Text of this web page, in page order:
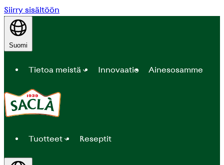
Siirry sisältöön
Suomi
Tietoa meistä Innovaatio Ainesosamme
Tuotteet Reseptit